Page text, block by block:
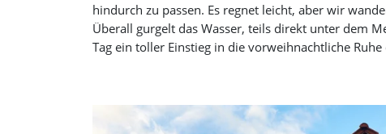
hindurch zu passen. Es regnet leicht, aber wir
Überall gurgelt das Wasser, teils direkt unter dem
Tag ein toller Einstieg in die vorweihnachtliche Ruhe